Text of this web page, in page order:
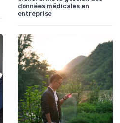
données médicales en
entreprise